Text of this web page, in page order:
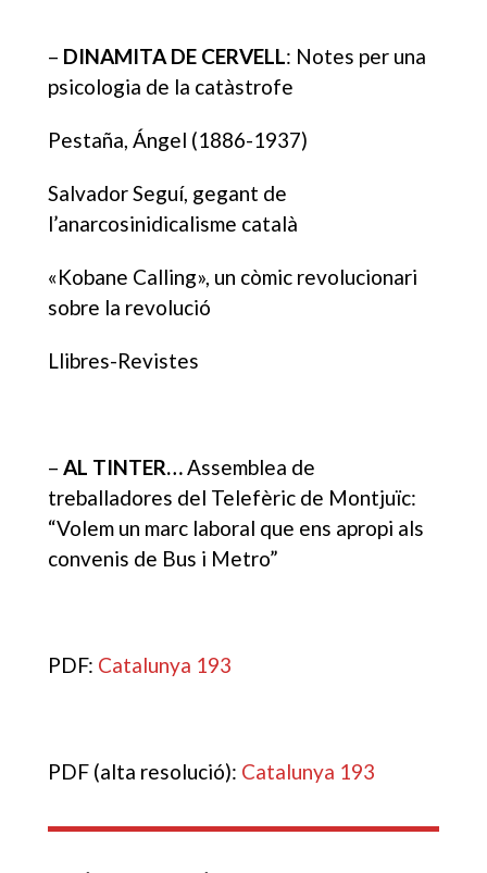
– DINAMITA DE CERVELL: Notes per una
psicologia de la catàstrofe
Pestaña, Ángel (1886-1937)
Salvador Seguí, gegant de
l’anarcosinidicalisme català
«Kobane Calling», un còmic revolucionari
sobre la revolució
Llibres-Revistes
–AL TINTER…Assemblea de
treballadores del Telefèric de Montjuïc:
“Volem un marc laboral que ens apropi als
convenis de Bus i Metro”
PDF: Catalunya 193
PDF (alta resolució): Catalunya 193